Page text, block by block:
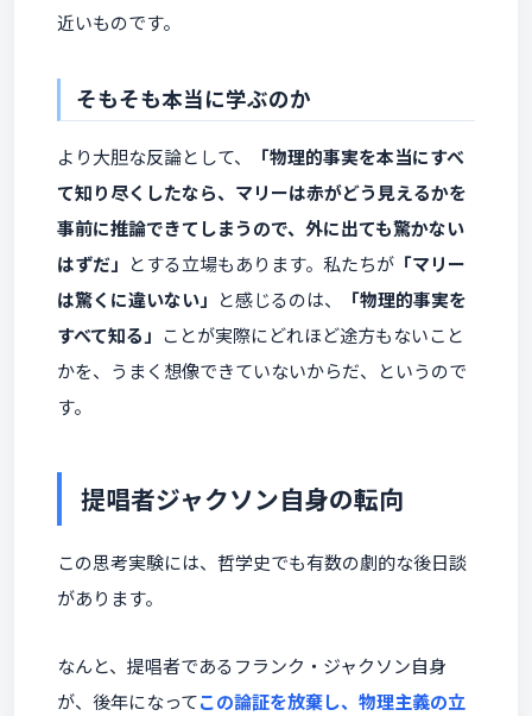
近いものです。
そもそも本当に学ぶのか
より大胆な反論として、
「物理的事実を本当にすべ
て知り尽くしたなら、マリーは赤がどう見えるかを
事前に推論できてしまうので、外に出ても驚かない
はずだ」 とする立場もあります。私たちが 「マリー
は驚くに違いない」 と感じるのは、
「物理的事実を
すべて知る」 ことが実際にどれほど途方もないこと
かを、うまく想像できていないからだ、というので
す。
提唱者ジャクソン自身の転向
この思考実験には、哲学史でも有数の劇的な後日談
があります。
なんと、提唱者であるフランク・ジャクソン自身
が、後年になってこの論証を放棄し、物理主義の立